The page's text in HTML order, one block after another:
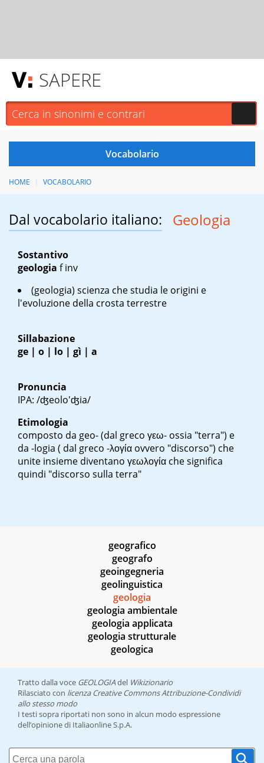
SAPERE
HOME VOCABOLARIO
Dal vocabolario italiano: Geologia
Sostantivo
geologia f inv
(geologia) scienza che studia le origini e
l'evoluzione della crosta terrestre
Sillabazione
ge | o | lo | gì | a
Pronuncia
IPA: /ʤeolo'ʤia/
Etimologia
composto da geo- (dal greco γεω- ossia "terra") e
da -logia ( dal greco -λογία ovvero "discorso") che
unite insieme diventano γεωλογία che significa
quindi "discorso sulla terra"
geografico
geografo
geoingegneria
geolinguistica
geologia
geologia ambientale
geologia applicata
geologia strutturale
geologica
Tratto dalla voce GEOLOGIAdel Wikizionario
Rilasciato con licenza Creative Commons Attribuzione-Condividi
allo stesso modo
I testi sopra riportati non sono in alcun modo espressione
dell’opinione di Italiaonline S.p.A.